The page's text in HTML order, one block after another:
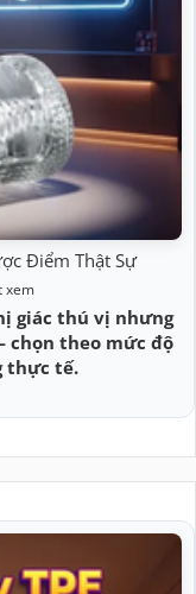
Điểm Thật Sự
xem
giác thú vị nhưng
chọn theo mức độ
thực tế.